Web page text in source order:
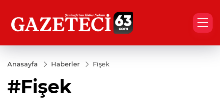
Anasayfa Haberler Fişek
#Fişek